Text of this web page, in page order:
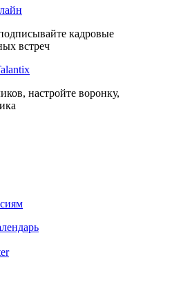
кадровые
встреч
настройте воронку,